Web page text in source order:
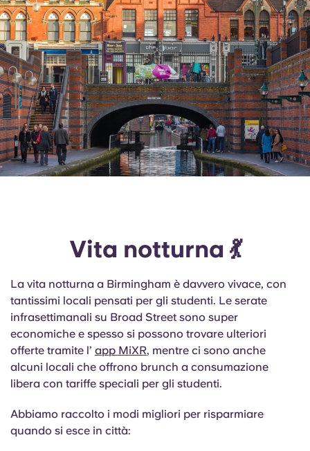
Vita notturna 💃
La vita notturna a Birmingham è davvero vivace, con
tantissimi locali pensati per gli studenti. Le serate
infrasettimanali su Broad Street sono super
economiche e spesso si possono trovare ulteriori
offerte tramite l’ app MiXR, mentre ci sono anche
alcuni locali che offrono brunch a consumazione
libera con tariffe speciali per gli studenti.
Abbiamo raccolto i modi migliori per risparmiare
quando si esce in città: